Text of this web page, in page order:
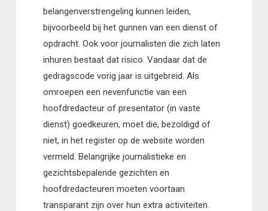
belangenverstrengeling kunnen leiden,
bijvoorbeeld bij het gunnen van een dienst of
opdracht. Ook voor journalisten die zich laten
inhuren bestaat dat risico. Vandaar dat de
gedragscode vorig jaar is uitgebreid. Als
omroepen een nevenfunctie van een
hoofdredacteur of presentator (in vaste
dienst) goedkeuren, moet die, bezoldigd of
niet, in het register op de website worden
vermeld. Belangrijke journalistieke en
gezichtsbepalende gezichten en
hoofdredacteuren moeten voortaan
transparant zijn over hun extra activiteiten.